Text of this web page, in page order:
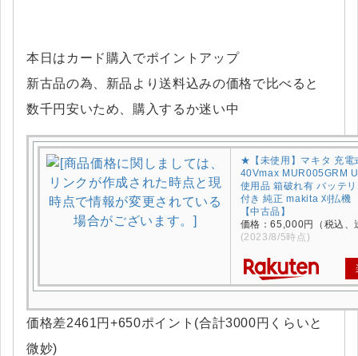
本日はカード購入でポイントアップ
新古品の為、新品より送料込みの価格で比べると
数千円安いため、購入するか迷い中
★【未使用】マキタ 充電
40Vmax MUR005GRM
使用品 箱破れ有 バッテ
付き 純正 makita 刈払機
【中古品】
価格：65,000円（税込、
(2023/8/5時点)
価格差2461円+650ポイント(合計3000円くらいと
微妙)